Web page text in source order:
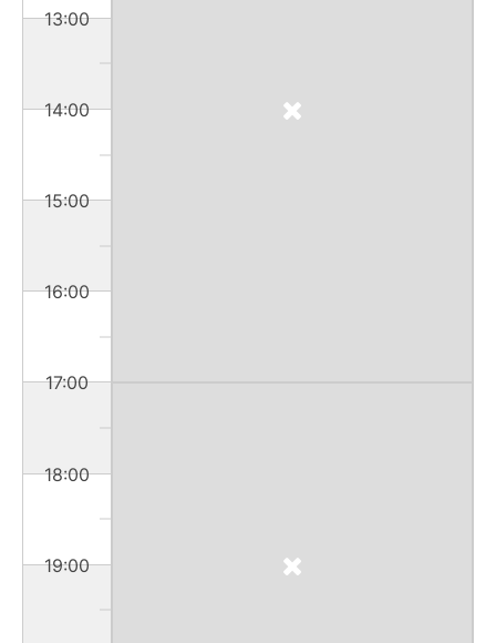
13:00
14:00
15:00
16:00
17:00
18:00
19:00